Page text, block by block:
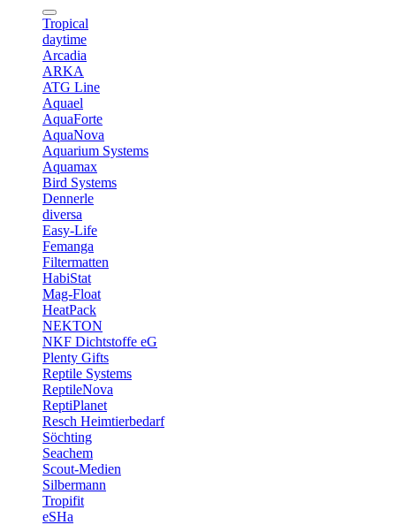
Tropical
daytime
Arcadia
ARKA
ATG Line
Aquael
AquaForte
AquaNova
Aquarium Systems
Aquamax
Bird Systems
Dennerle
diversa
Easy-Life
Femanga
Filtermatten
HabiStat
Mag-Float
HeatPack
NEKTON
NKF Dichtstoffe eG
Plenty Gifts
Reptile Systems
ReptileNova
ReptiPlanet
Resch Heimtierbedarf
Söchting
Seachem
Scout-Medien
Silbermann
Tropifit
eSHa